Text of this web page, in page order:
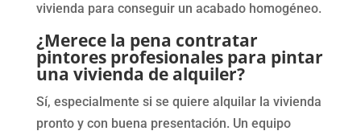
vivienda para conseguir un acabado homogéneo.
¿Merece la pena contratar
pintores profesionales para pintar
una vivienda de alquiler?
Sí, especialmente si se quiere alquilar la vivienda
pronto y con buena presentación. Un equipo